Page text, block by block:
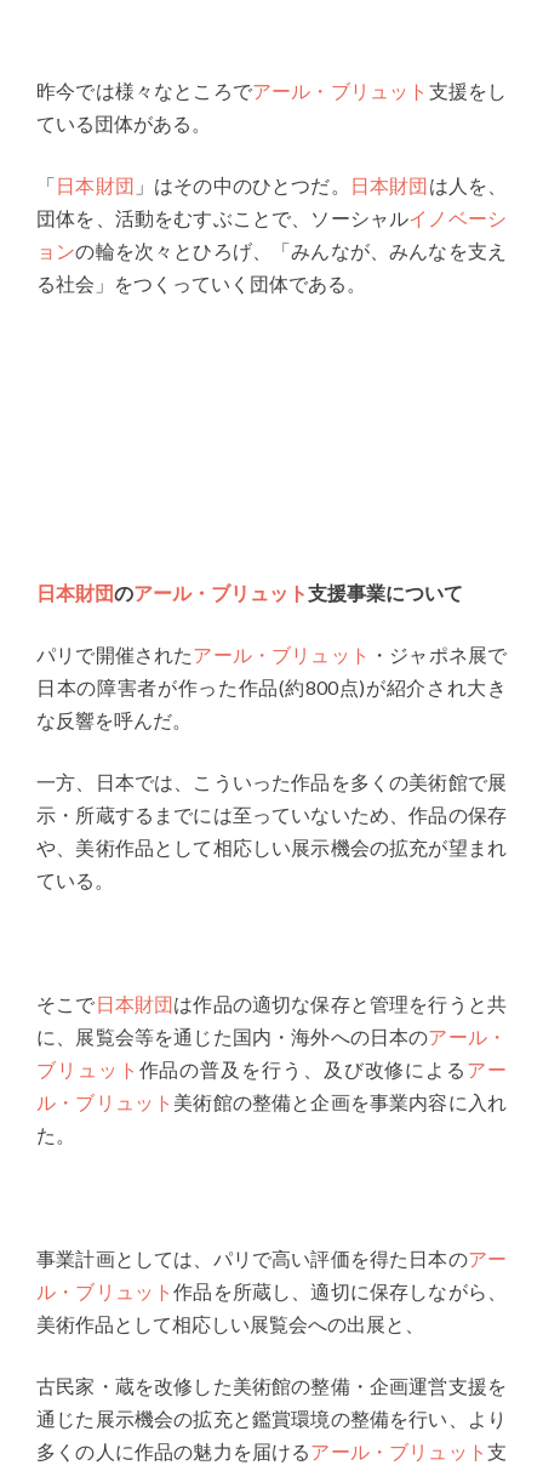
昨今では様々なところでアール・ブリュット 支援をし
ている団体がある。
「日本財団 」はその中のひとつだ。 日本財団は人を、
団体を、活動をむすぶことで、ソーシャルイノベーシ
ョンの輪を次々とひろげ、「みんなが、みんなを支え
る社会」をつくっていく団体である。
日本財団のアール・ブリュット支援事業について
パリで開催されたアール・ブリュット ・ジャポネ展で
日本の障害者が作った作品(約800点)が紹介され大き
な反響を呼んだ。
一方、日本では、こういった作品を多くの美術館で展
示・所蔵するまでには至っていないため、作品の保存
や、美術作品として相応しい展示機会の拡充が望まれ
ている。
そこで日本財団は作品の適切な保存と管理を行うと共
に、展覧会等を通じた国内・海外への日本のアール・
ブリュット 作品の普及を行う、及び改修による アー
ル・ブリュット 美術館の整備と企画を事業内容に入れ
た。
事業計画としては、パリで高い評価を得た日本のアー
ル・ブリュット作品を所蔵し、適切に保存しながら、
美術作品として相応しい展覧会への出展と、
古民家・蔵を改修した美術館の整備・企画運営支援を
通じた展示機会の拡充と鑑賞環境の整備を行い、より
多くの人に作品の魅力を届けるアール・ブリュット支